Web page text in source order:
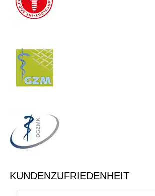
KUNDENZUFRIEDENHEIT